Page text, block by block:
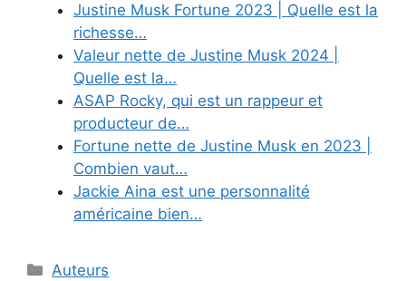
Justine Musk Fortune 2023 | Quelle est la
richesse…
Valeur nette de Justine Musk 2024 |
Quelle est la…
ASAP Rocky, qui est un rappeur et
producteur de…
Fortune nette de Justine Musk en 2023 |
Combien vaut…
Jackie Aina est une personnalité
américaine bien…
Categories
Auteurs